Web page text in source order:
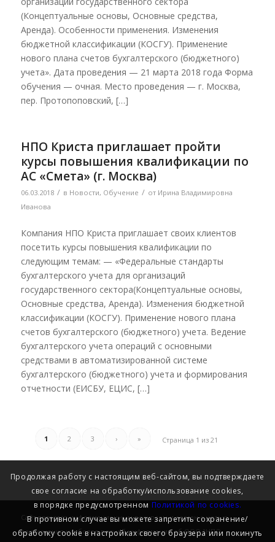
(Концептуальные основы, Основные средства,
Аренда). Особенности применения. Изменения
бюджетной классификации (КОСГУ). Применение
нового плана счетов бухгалтерского (бюджетного)
учета». Дата проведения — 21 марта 2018 года Форма
обучения — очная. Место проведения — г. Москва,
пер. Протопоповский, […]
НПО Криста приглашает пройти
курсы повышения квалификации по
АС «Смета» (г. Москва)
06.03.2018 / в Новости, Обучение / от Ирина Владимировна
Иванова
Компания НПО Криста приглашает своих клиентов
посетить курсы повышения квалификации по
следующим темам: — «Федеральные стандарты
бухгалтерского учета для организаций
государственного сектора(Концептуальные основы,
Основные средства, Аренда). Изменения бюджетной
классификации (КОСГУ). Применение нового плана
счетов бухгалтерского (бюджетного) учета. Ведение
бухгалтерского учета операций с основными
средствами в автоматизированной системе
бухгалтерского (бюджетного) учета и формирования
отчетности (ЕИСБУ, ЕЦИС, […]
Страница 1 из 21
1 2 3 › »
Сайт является информационным ресурсом и создан с целью
размещения наиболее полной информации об ООО "НПО
Продолжая работу с настоящим веб-сайтом, вы подтверждаете
свое согласие на обработку/использование cookies,
в порядке предусмотренном Политикой по cookies.
В противном случае вы можете запретить сохранение/
обработку cookie в настройках своего браузера или покинуть